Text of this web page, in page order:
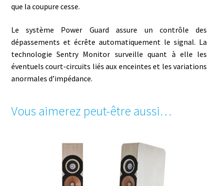
que la coupure cesse.
Le système Power Guard assure un contrôle des
dépassements et écrête automatiquement le signal. La
technologie Sentry Monitor surveille quant à elle les
éventuels court-circuits liés aux enceintes et les variations
anormales d’impédance.
Vous aimerez peut-être aussi…